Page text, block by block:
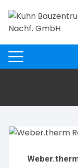
Inhalt
springen